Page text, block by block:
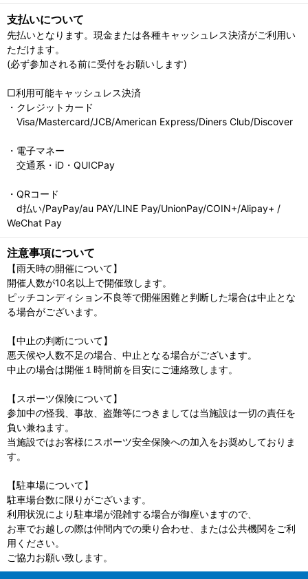
支払いについて
先払いとなります。現金または各種キャッシュレス決済がご利用い
ただけます。
(必ず参加される前に受付をお願いします)
□利用可能キャッシュレス決済
・クレジットカード
Visa/Mastercard/JCB/American Express/Diners Club/Discover
・電子マネー
交通系・iD・QUICPay
・QRコード
d払い/PayPay/au PAY/LINE Pay/UnionPay/COIN+/Alipay+ /
WeChat Pay
注意事項について
【雨天時の開催について】
開催人数が10名以上で開催致します。
ピッチコンディション不良等で開催困難と判断した場合は中止とな
る場合がございます。
【中止の判断について】
悪天候や人数不足の場合、中止となる場合がございます。
中止の場合は開催１時間前を目安にご連絡致します。
【スポーツ保険について】
参加中の怪我、事故、盗難等につきましては当施設は一切の責任を
負い兼ねます。
当施設ではお客様にスポーツ安全保険への加入をお奨めしておりま
す。
【駐車場について】
駐車場台数に限りがございます。
利用状況により駐車場が混雑する場合が御座いますので、
お車でお越しの際は仲間内での乗り合わせ、または公共機関をご利
用ください。
ご協力お願い致します。